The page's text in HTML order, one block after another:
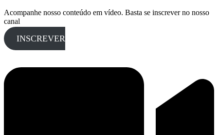
Acompanhe nosso conteúdo em vídeo. Basta se inscrever no nosso
canal
INSCREVER